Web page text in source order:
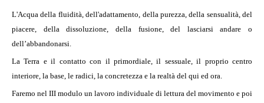
L'Acqua della fluidità, dell'adattamento, della purezza, della sensualità, del
piacere, della dissoluzione, della fusione, del lasciarsi andare o
dell’abbandonarsi.
La Terra e il contatto con il primordiale, il sessuale, il proprio centro
interiore, la base, le radici, la concretezza e la realtà del qui ed ora.
Faremo nel III modulo un lavoro individuale di lettura del movimento e poi